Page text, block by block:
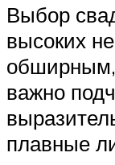
Выбор
высоких
обширным,
важно
плавные